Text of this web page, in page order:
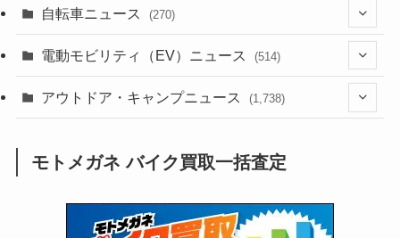
(639)
(118)
(60)
(31)
(51)
(252)
(38)
(24)
(16)
(249)
(64)
(16)
(306)
(6,958)
(2,474)
(249)
(1,226)
(12)(66)
(16)
(1,143)
(166)
(187)
(137)
(74)
(2,744)
(126)
自転車ニュース (270)
(54)
(211)
電動モビリティ（EV）ニュース (514)
(132)
(171)
(118)
アウトドア・キャンプニュース (1,738)
(1,605)
モトメガネ バイク買取一括査定